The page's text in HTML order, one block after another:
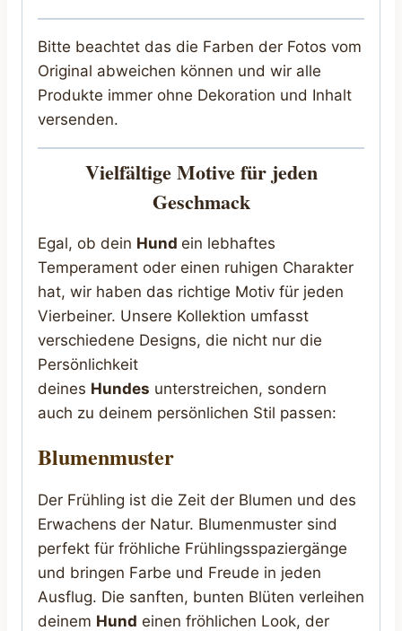
Bitte beachtet das die Farben der Fotos vom
Original abweichen können und wir alle
Produkte immer ohne Dekoration und Inhalt
versenden.
Vielfältige Motive für jeden
Geschmack
Egal, ob dein Hund ein lebhaftes
Temperament oder einen ruhigen Charakter
hat, wir haben das richtige Motiv für jeden
Vierbeiner. Unsere Kollektion umfasst
verschiedene Designs, die nicht nur die
Persönlichkeit
deines Hundes unterstreichen, sondern
auch zu deinem persönlichen Stil passen:
Blumenmuster
Der Frühling ist die Zeit der Blumen und des
Erwachens der Natur. Blumenmuster sind
perfekt für fröhliche Frühlingsspaziergänge
und bringen Farbe und Freude in jeden
Ausflug. Die sanften, bunten Blüten verleihen
deinem Hund einen fröhlichen Look, der